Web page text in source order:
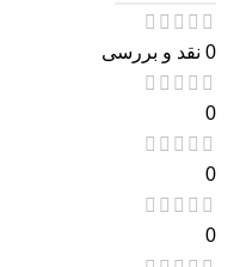
0 نقد و بررسی
0
0
0